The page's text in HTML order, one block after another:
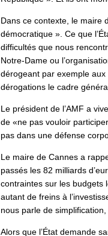
Dans ce contexte, le maire
démocratique ». Ce que
difficultés que nous
Notre-Dame ou
dérogeant par exemple
dérogations le cadre
Le président de l’AMF a
de «ne pas vouloir
pas dans une défense
Le maire de Cannes a
passés les 82 milliards
contraintes sur les budgets
autant de freins à
nous parle de
Alors que l’État demande